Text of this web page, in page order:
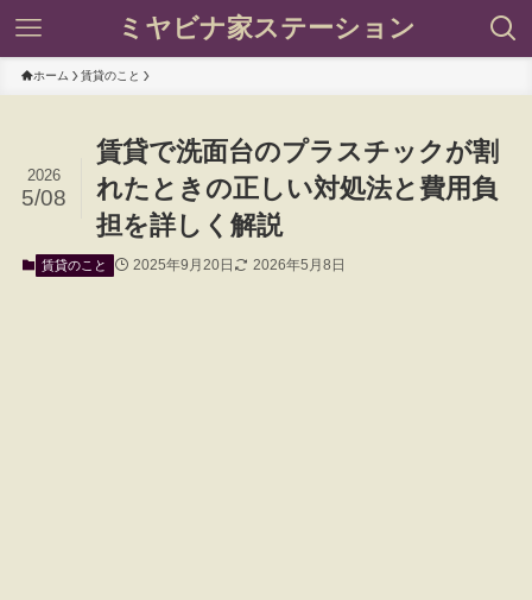
ミヤビナ家ステーション
ホーム 賃貸のこと
賃貸で洗面台のプラスチックが割
れたときの正しい対処法と費用負
担を詳しく解説
2026
5/08
賃貸のこと 2025年9月20日 2026年5月8日